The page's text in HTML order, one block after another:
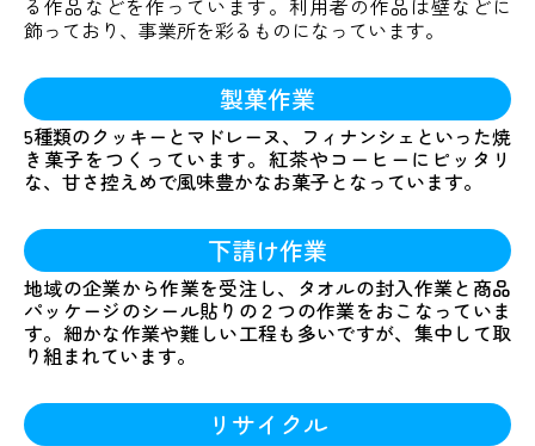
る作品などを作っています。利用者の作品は壁などに
飾っており、事業所を彩るものになっています。
製菓作業
5種類のクッキーとマドレーヌ、フィナンシェといった焼
き菓子をつくっています。紅茶やコーヒーにピッタリ
な、甘さ控えめで風味豊かなお菓子となっています。
下請け作業
地域の企業から作業を受注し、タオルの封入作業と商品
パッケージのシール貼りの２つの作業をおこなっていま
す。細かな作業や難しい工程も多いですが、集中して取
り組まれています。
リサイクル